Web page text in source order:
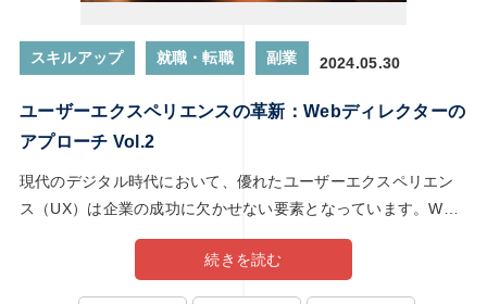
管理: 誰がどの仕事をするかを割り振り、進捗を管理します。
リスク管理: 問題が起こりそうなところを事前に見つけて、対応
策を準備します。 オンライン学習でスキルを効率的に学ぶ方法
「忙しくて学ぶ時間が取れない…」そんな人にぴったりなのが
オンライン学習！自分のペースで進められるので、時間を有効
活用できます。 効率的に学ぶためのコツ 目的を明確にする: 自
分が何を学びたいのか、ゴールを設定しておきましょう。 学習
ものを選ぶ。 スケジュールを組む: 無理のない範囲で学習計画
スキルアップ 就職・転職 副業 2024.05.30
ユーザーエクスペリエンスの革新：Webディレクターの
アプローチ Vol.2
現代のデジタル時代において、優れたユーザーエクスペリエン
ス（UX）は企業の成功に欠かせない要素となっています。Web
ディレクターは、ユーザーのニーズを深く理解し、革新的なア
プローチでデジタルプロジェクトを導く鍵となる存在です。本
続きを読む